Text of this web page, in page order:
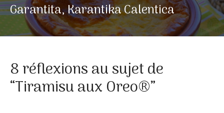
Garantita, Karantika Calentica
8 réflexions au sujet de
“Tiramisu aux Oreo®”